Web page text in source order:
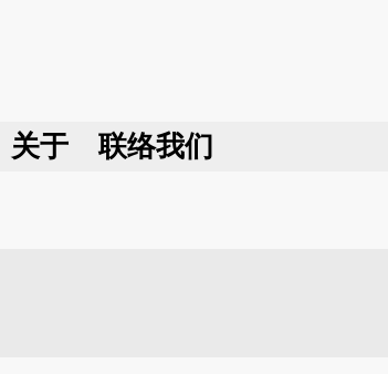
关于 联络我们